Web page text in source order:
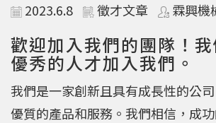
2023.6.8 徵才文章 霖興機
歡迎加入我們的團隊！
優秀的人才加入我們。
我們是一家創新且具有成長性的公
優質的產品和服務。我們相信，成